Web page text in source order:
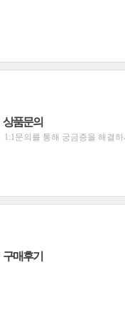
상품문의
1:1문의를 통해 궁금증을 해결하
구매후기